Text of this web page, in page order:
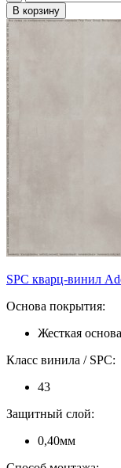
SPC кварц-винил
Основа покрытия:
Жесткая основа
Класс винила / SPC:
43
Защитный слой:
0,40мм